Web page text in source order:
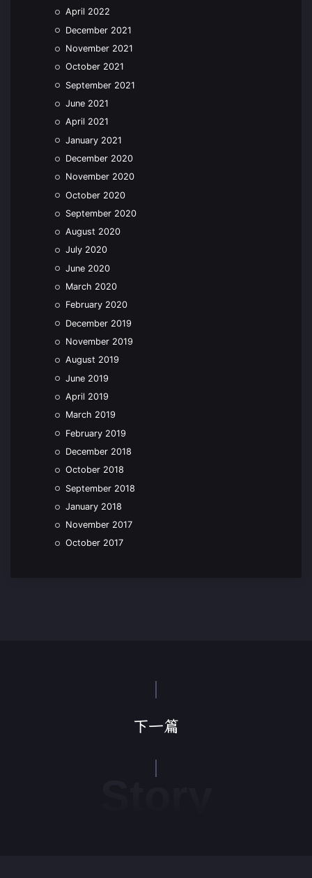
April 2022
December 2021
November 2021
October 2021
September 2021
June 2021
April 2021
January 2021
December 2020
November 2020
October 2020
September 2020
August 2020
July 2020
June 2020
March 2020
February 2020
December 2019
November 2019
August 2019
June 2019
April 2019
March 2019
February 2019
December 2018
October 2018
September 2018
January 2018
November 2017
October 2017
下一篇